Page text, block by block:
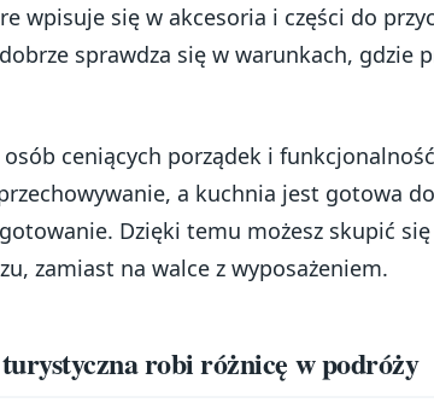
wpisuje się w akcesoria i części do
sprawdza się w warunkach, gdzie
ceniących porządek i
a kuchnia jest gotowa do
Dzięki temu możesz skupić się
zamiast na walce z wyposażeniem.
robi różnicę w podróży